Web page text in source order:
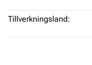
Tillverkningsland: